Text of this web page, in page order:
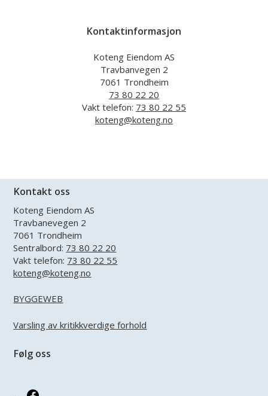
Kontaktinformasjon
Koteng Eiendom AS
Travbanvegen 2
7061 Trondheim
73 80 22 20
Vakt telefon: 73 80 22 55
koteng@koteng.no
Kontakt oss
Koteng Eiendom AS
Travbanevegen 2
7061 Trondheim
Sentralbord: 73 80 22 20
Vakt telefon: 73 80 22 55
koteng@koteng.no
BYGGEWEB
Varsling av kritikkverdige forhold
Følg oss